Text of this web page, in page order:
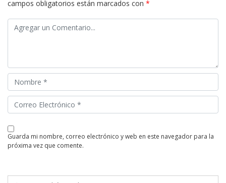
campos obligatorios están marcados con *
guarda mi nombre, correo electrónico y web en este navegador para la
próxima vez que comente.